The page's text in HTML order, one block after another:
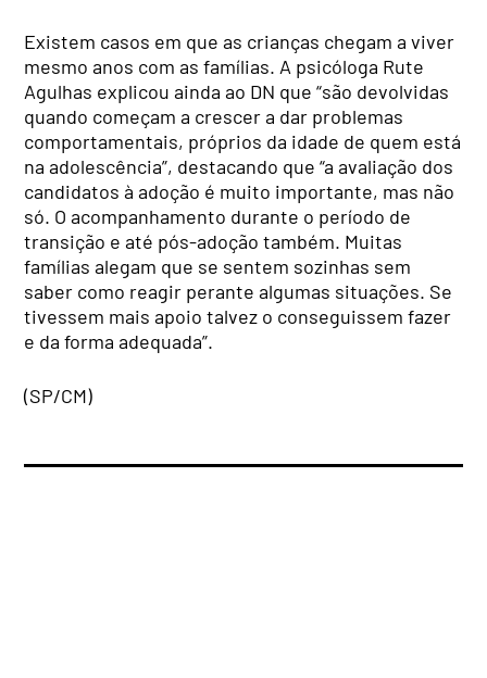
Existem casos em que as crianças chegam a viver
mesmo anos com as famílias. A psicóloga Rute
Agulhas explicou ainda ao DN que “são devolvidas
quando começam a crescer a dar problemas
comportamentais, próprios da idade de quem está
na adolescência”, destacando que “a avaliação dos
candidatos à adoção é muito importante, mas não
só. O acompanhamento durante o período de
transição e até pós-adoção também. Muitas
famílias alegam que se sentem sozinhas sem
saber como reagir perante algumas situações. Se
tivessem mais apoio talvez o conseguissem fazer
e da forma adequada”.
(SP/CM)